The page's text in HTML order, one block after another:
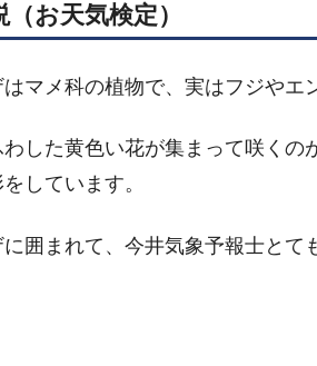
（お天気検定）
はマメ科の植物で、実はフジやエ
した黄色い花が集まって咲くの
しています。
に囲まれて、今井気象予報士とて